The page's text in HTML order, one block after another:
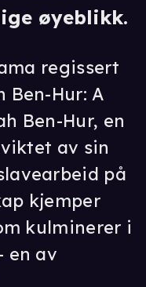
øyeblikk.
regissert
Ben-Hur: A
Ben-Hur, en
av sin
på
kjemper
kulminerer i
en av